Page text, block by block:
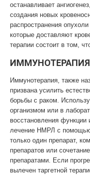
останавливает
создания новых
распространения
которые доставляют
терапии состоит в том,
Иммунотерапия, также
призвана усилить
борьбы с раком.
организмом или в
восстановления
лечение НМРЛ с помощью
только один препарат,
препаратов или
препаратами. Если
вылечен таргетной